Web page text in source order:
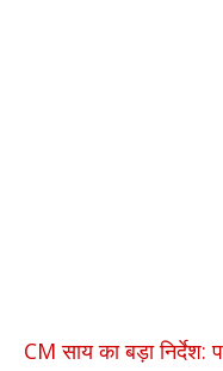
CM साय का बड़ा